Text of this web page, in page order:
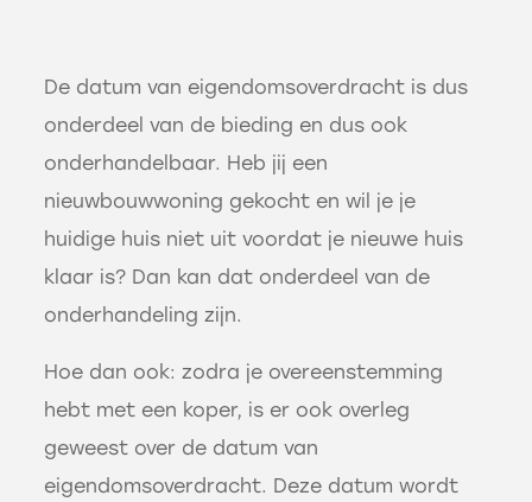
De datum van eigendomsoverdracht is dus
onderdeel van de bieding en dus ook
onderhandelbaar. Heb jij een
nieuwbouwwoning gekocht en wil je je
huidige huis niet uit voordat je nieuwe huis
klaar is? Dan kan dat onderdeel van de
onderhandeling zijn.
Hoe dan ook: zodra je overeenstemming
hebt met een koper, is er ook overleg
geweest over de datum van
eigendomsoverdracht. Deze datum wordt